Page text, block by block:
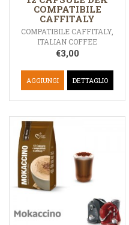
COMPATIBILE
CAFFITALY
COMPATIBILE CAFFITALY,
ITALIAN COFFEE
€3,00
AGGIUNGI DETTAGLIO